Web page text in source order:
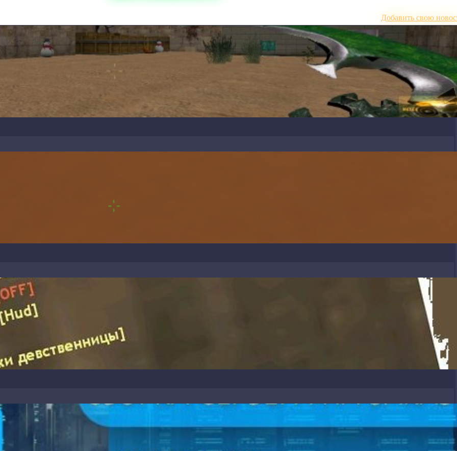
Добавить свою